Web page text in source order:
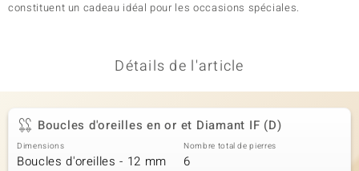
constituent un cadeau idéal pour les occasions spéciales.
Détails de l'article
Boucles d'oreilles en or et Diamant IF (D)
Dimensions
Boucles d'oreilles - 12 mm
Nombre total de pierres
6